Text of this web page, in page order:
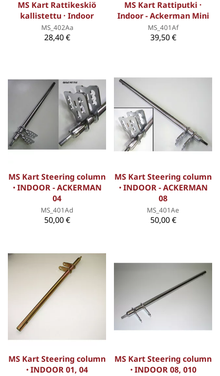
MS Kart Rattikeskiö
kallistettu · Indoor
MS_402Aa
28,40 €
MS Kart Rattiputki ·
Indoor - Ackerman Mini
MS_401Af
39,50 €
MS Kart Steering column
ꞏ INDOOR - ACKERMAN
04
MS_401Ad
50,00 €
MS Kart Steering column
ꞏ INDOOR - ACKERMAN
08
MS_401Ae
50,00 €
MS Kart Steering column
ꞏ INDOOR 01, 04
MS Kart Steering column
ꞏ INDOOR 08, 010